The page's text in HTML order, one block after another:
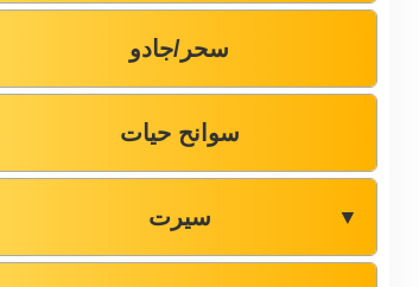
سحر/جادو
سوانح حیات
سیرت ▼